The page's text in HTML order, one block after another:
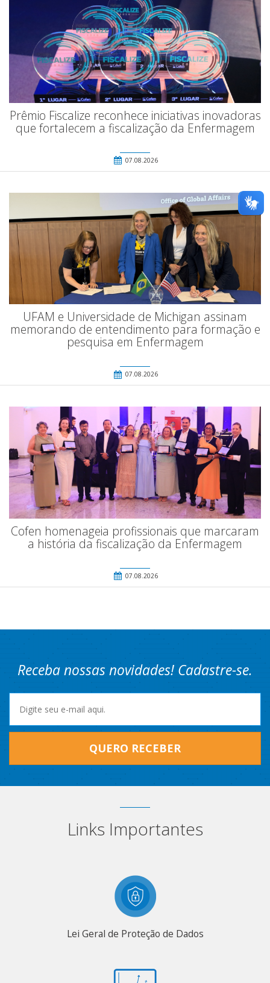
Prêmio Fiscalize reconhece iniciativas inovadoras
que fortalecem a fiscalização da Enfermagem
07.08.2026
UFAM e Universidade de Michigan assinam
memorando de entendimento para formação e
pesquisa em Enfermagem
07.08.2026
Cofen homenageia profissionais que marcaram
a história da fiscalização da Enfermagem
07.08.2026
Receba nossas novidades! Cadastre-se.
QUERO RECEBER
Links Importantes
Lei Geral de Proteção de Dados